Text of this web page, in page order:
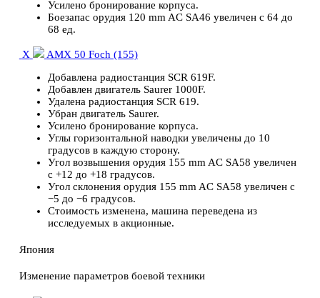
Усилено бронирование корпуса.
Боезапас орудия 120 mm AC SA46 увеличен с 64 до
68 ед.
X
AMX 50 Foch (155)
Добавлена радиостанция SCR 619F.
Добавлен двигатель Saurer 1000F.
Удалена радиостанция SCR 619.
Убран двигатель Saurer.
Усилено бронирование корпуса.
Углы горизонтальной наводки увеличены до 10
градусов в каждую сторону.
Угол возвышения орудия 155 mm AC SA58 увеличен
с +12 до +18 градусов.
Угол склонения орудия 155 mm AC SA58 увеличен с
−5 до −6 градусов.
Стоимость изменена, машина переведена из
исследуемых в акционные.
Япония
Изменение параметров боевой техники